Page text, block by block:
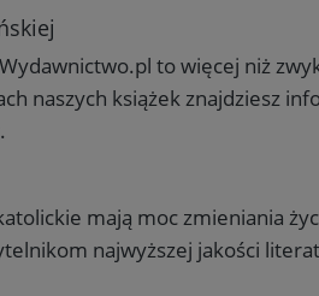
to więcej niż
naszych książek znajdziesz
mają moc zmieniania
najwyższej jakości